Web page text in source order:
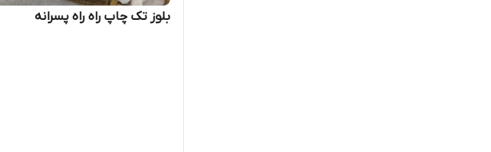
بلوز تک چاپ راه راه پسرانه